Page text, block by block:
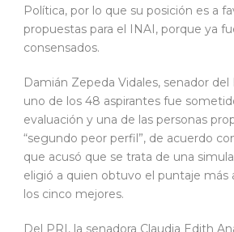
Política, por lo que su posición es a
propuestas para el INAI, porque ya
consensados.
Damián Zepeda Vidales, senador del
uno de los 48 aspirantes fue
evaluación y una de las personas
“segundo peor perfil”, de acuerdo
que acusó que se trata de una
eligió a quien obtuvo el puntaje más
los cinco mejores.
Del PRI, la senadora Claudia Edith